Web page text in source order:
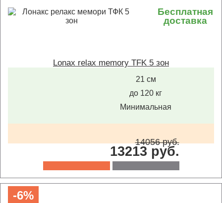
Бесплатная
доставка
Lonax relax memory TFK 5 зон
21 см
до 120 кг
Минимальная
14056 руб.
13213 руб.
-6%